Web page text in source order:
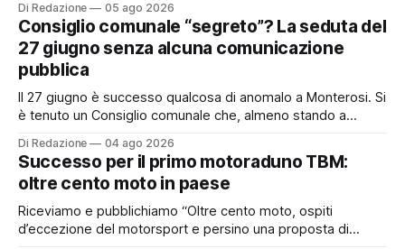
possibile adesione del Comune alla cosiddetta
“rottamazione quinquies” dei carichi affidati all’Agente della
Riscossione. Prima, però, c’è un tema politico che merita
Di Redazione 05 ago 2026
Consiglio comunale “segreto”? La seduta del
27 giugno senza alcuna comunicazione
pubblica
Il 27 giugno è successo qualcosa di anomalo a Monterosi. Si
è tenuto un Consiglio comunale che, almeno stando a
pubblicamente comunicato ai cittadini attraverso l’Albo
Pretorio. Un’anomalia che merita spiegazioni. Il Consiglio
comunale è, per sua natura, un’assemblea
Di Redazione 04 ago 2026
Successo per il primo motoraduno TBM:
oltre cento moto in paese
Riceviamo e pubblichiamo “Oltre cento moto, ospiti
d’eccezione del motorsport e persino una proposta di